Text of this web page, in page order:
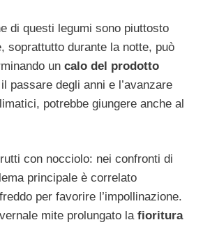
di questi legumi sono piuttosto
soprattutto durante la notte, può
un calo del prodotto
passare degli anni e l’avanzare
potrebbe giungere anche al
con nocciolo: nei confronti di
principale è correlato
per favorire l’impollinazione.
mite prolungato la fioritura